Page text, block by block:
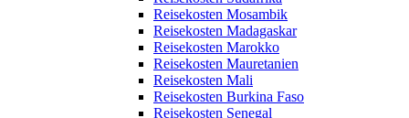
Reisekosten Mosambik
Reisekosten Madagaskar
Reisekosten Marokko
Reisekosten Mauretanien
Reisekosten Mali
Reisekosten Burkina Faso
Reisekosten Senegal